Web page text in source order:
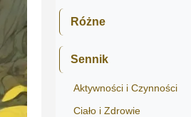
Różne
Sennik
Aktywności i Czynności
Ciało i Zdrowie